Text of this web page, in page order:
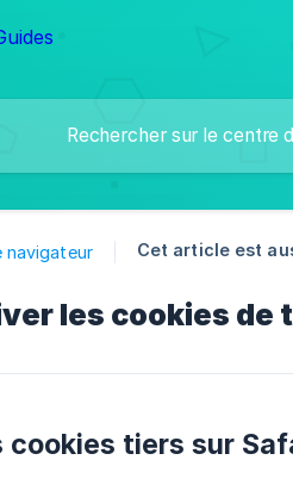
navigateur Cet article est
les cookies de
cookies tiers sur